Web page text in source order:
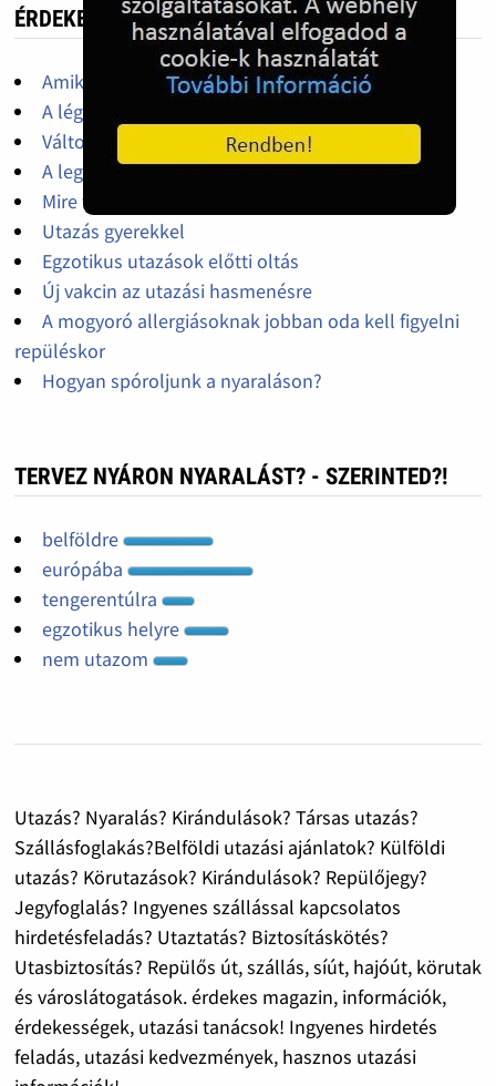
ÉRDEKES, HASZNOS
Amikre szükségünk lehet a nyaralás során
A légiutasok jogai
Változtak a vasúti közlekedés szabályai
A legtöbb borravalót adó országok
Mire figyeljünk, ha autót bérelünk külföldön
Utazás gyerekkel
Egzotikus utazások előtti oltás
Új vakcin az utazási hasmenésre
A mogyoró allergiásoknak jobban oda kell figyelni
repüléskor
Hogyan spóroljunk a nyaraláson?
TERVEZ NYÁRON NYARALÁST? - SZERINTED?!
belföldre
európába
tengerentúlra
egzotikus helyre
nem utazom
Utazás? Nyaralás? Kirándulások? Társas utazás?
Szállásfoglakás?Belföldi utazási ajánlatok? Külföldi
utazás? Körutazások? Kirándulások? Repülőjegy?
Jegyfoglalás? Ingyenes szállással kapcsolatos
hirdetésfeladás? Utaztatás? Biztosításkötés?
Utasbiztosítás? Repülős út, szállás, síút, hajóút, körutak
és városlátogatások. érdekes magazin, információk,
érdekességek, utazási tanácsok! Ingyenes hirdetés
feladás, utazási kedvezmények, hasznos utazási